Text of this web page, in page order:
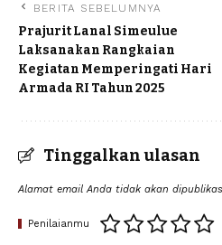
BERITA SEBELUMNYA
Prajurit Lanal Simeulue
Laksanakan Rangkaian
Kegiatan Memperingati Hari
Armada RI Tahun 2025
Tinggalkan ulasan
Alamat email Anda tidak akan
Penilaianmu